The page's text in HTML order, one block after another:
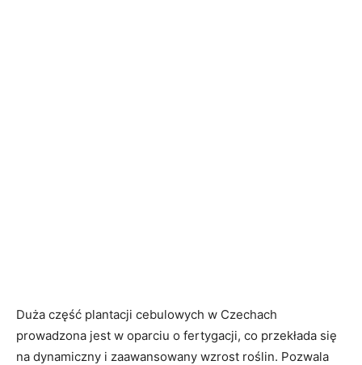
Duża część plantacji cebulowych w Czechach
prowadzona jest w oparciu o fertygacji, co przekłada się
na dynamiczny i zaawansowany wzrost roślin. Pozwala